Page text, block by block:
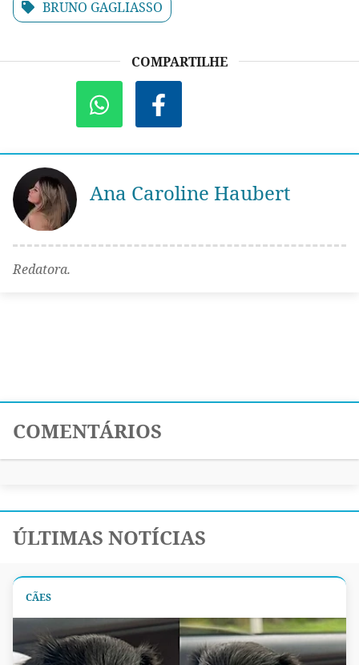
BRUNO GAGLIASSO
COMPARTILHE
Ana Caroline Haubert
Redatora.
COMENTÁRIOS
ÚLTIMAS NOTÍCIAS
CÃES